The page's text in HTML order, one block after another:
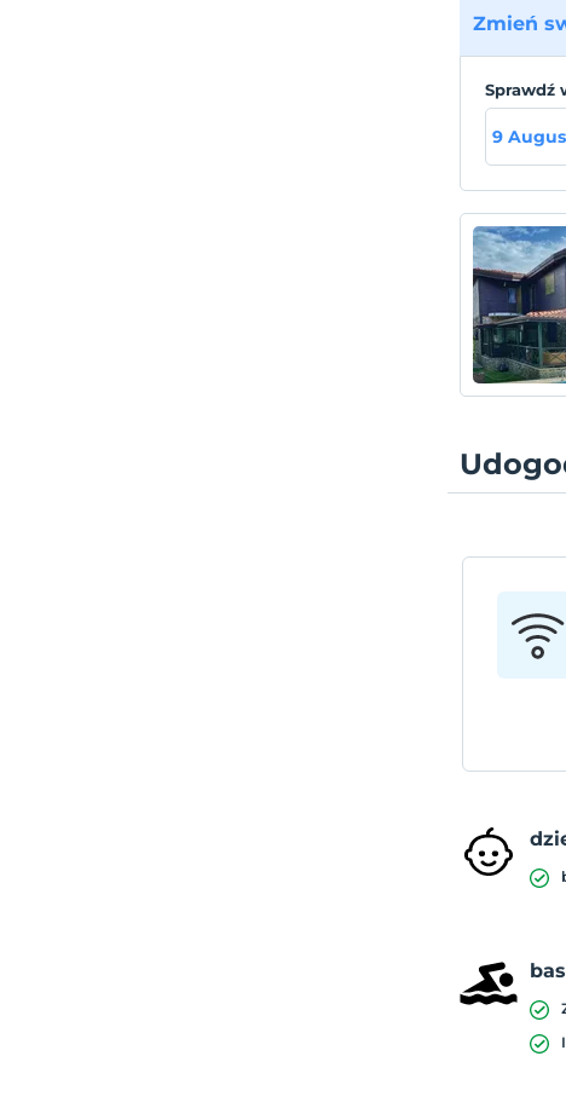
Zmień
Sprawdź
9